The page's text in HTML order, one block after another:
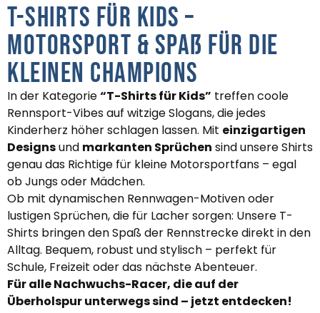
T-Shirts für Kids –
Motorsport & Spaß für die
kleinen Champions
In der Kategorie“T-Shirts für Kids” treffen coole
Rennsport-Vibes auf witzige Slogans, die jedes
Kinderherz höher schlagen lassen. Mit einzigartigen
Designsund markanten Sprüchen sind unsere Shirts
genau das Richtige für kleine Motorsportfans – egal
ob Jungs oder Mädchen.
Ob mit dynamischen Rennwagen-Motiven oder
lustigen Sprüchen, die für Lacher sorgen: Unsere T-
Shirts bringen den Spaß der Rennstrecke direkt in den
Alltag. Bequem, robust und stylisch – perfekt für
Schule, Freizeit oder das nächste Abenteuer.
Für alle Nachwuchs-Racer, die auf der
Überholspur unterwegs sind – jetzt entdecken!